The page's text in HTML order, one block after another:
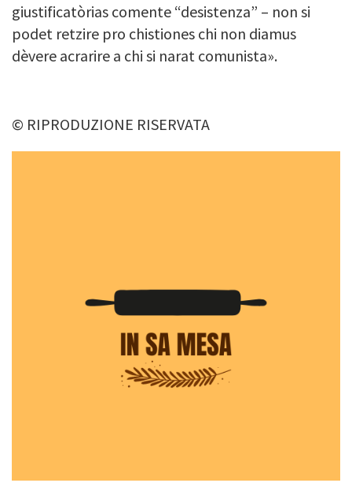
giustificatòrias comente “desistenza” – non si
podet retzire pro chistiones chi non diamus
dèvere acrarire a chi si narat comunista».
© RIPRODUZIONE RISERVATA